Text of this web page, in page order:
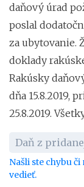
daňový úrad
poslal
za ubytovanie.
doklady
Rakúsky
dňa 15.8.2019,
25.8.2019.
Daň z
Našli ste chybu
vedieť.